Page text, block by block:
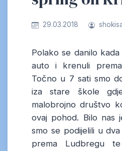
29.03.2018
Polako se danilo
auto i krenuli
Točno u 7 sati smo
iza stare škole
malobrojno društvo
ovaj pohod. Bilo nas
smo se podijelili u
prema Ludbregu